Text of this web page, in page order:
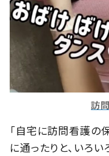
訪
「自宅に訪問看護の
に通ったりと、いろ